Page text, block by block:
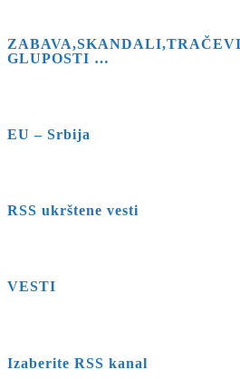
GLUPOSTI …
EU – Srbija
RSS ukrštene vesti
VESTI
Izaberite RSS kanal